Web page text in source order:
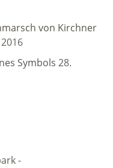
von Kirchner
Symbols 28.
-